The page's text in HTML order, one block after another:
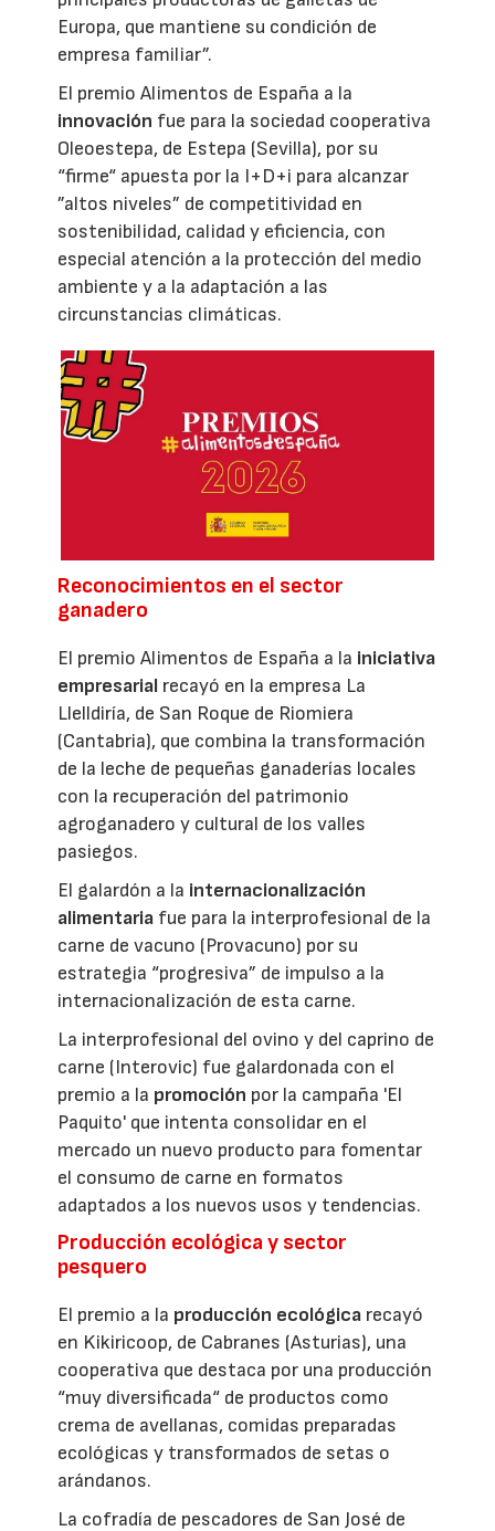
Europa, que mantiene su condición de
empresa familiar”.
El premio Alimentos de España a la
innovación fue para la sociedad cooperativa
Oleoestepa, de Estepa (Sevilla), por su
“firme“ apuesta por la I+D+i para alcanzar
”altos niveles” de competitividad en
sostenibilidad, calidad y eficiencia, con
especial atención a la protección del medio
ambiente y a la adaptación a las
circunstancias climáticas.
Reconocimientos en el sector
ganadero
El premio Alimentos de España a la iniciativa
empresarial recayó en la empresa La
Llelldiría, de San Roque de Riomiera
(Cantabria), que combina la transformación
de la leche de pequeñas ganaderías locales
con la recuperación del patrimonio
agroganadero y cultural de los valles
pasiegos.
El galardón a la internacionalización
alimentaria fue para la interprofesional de la
carne de vacuno (Provacuno) por su
estrategia “progresiva” de impulso a la
internacionalización de esta carne.
La interprofesional del ovino y del caprino de
carne (Interovic) fue galardonada con el
premio a la promoción por la campaña 'El
Paquito' que intenta consolidar en el
mercado un nuevo producto para fomentar
el consumo de carne en formatos
adaptados a los nuevos usos y tendencias.
Producción ecológica y sector
pesquero
El premio a la producción ecológica recayó
en Kikiricoop, de Cabranes (Asturias), una
cooperativa que destaca por una producción
“muy diversificada“ de productos como
crema de avellanas, comidas preparadas
ecológicas y transformados de setas o
arándanos.
La cofradía de pescadores de San José de